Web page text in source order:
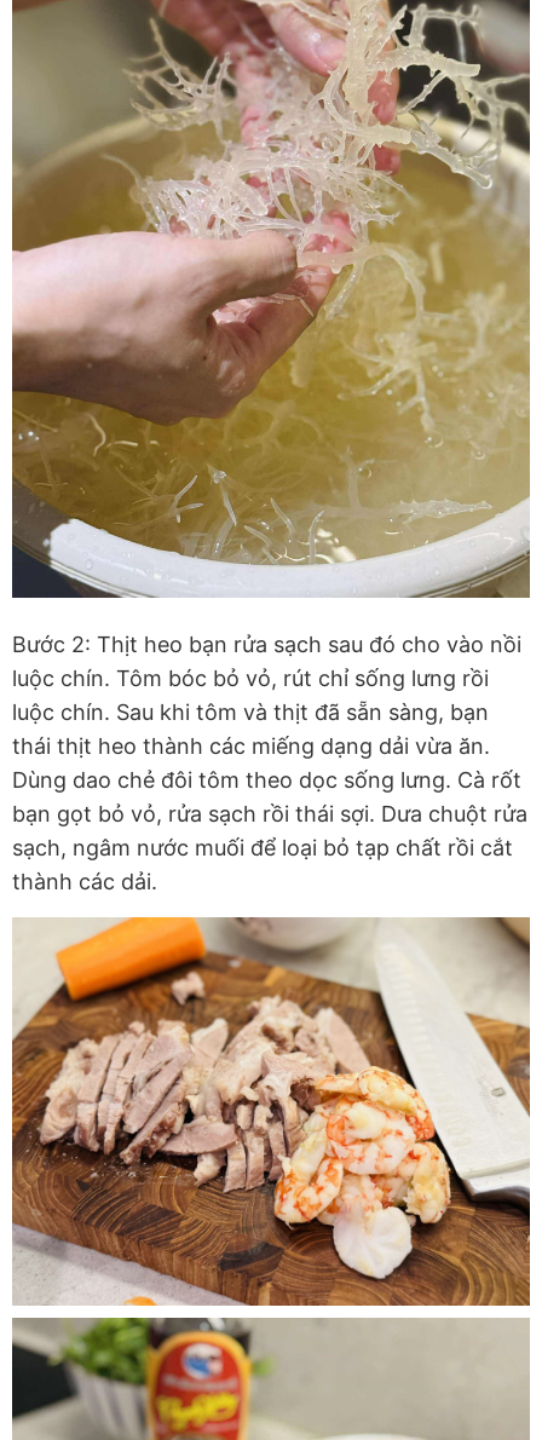
Bước 2: Thịt heo bạn rửa sạch sau đó cho vào nồi
luộc chín. Tôm bóc bỏ vỏ, rút chỉ sống lưng rồi
luộc chín. Sau khi tôm và thịt đã sẵn sàng, bạn
thái thịt heo thành các miếng dạng dải vừa ăn.
Dùng dao chẻ đôi tôm theo dọc sống lưng. Cà rốt
bạn gọt bỏ vỏ, rửa sạch rồi thái sợi. Dưa chuột rửa
sạch, ngâm nước muối để loại bỏ tạp chất rồi cắt
thành các dải.